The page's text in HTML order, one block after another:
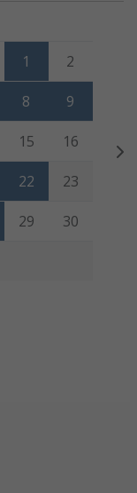
Viernes Sábado
1 2
8 9
15 16
22 23
29 30